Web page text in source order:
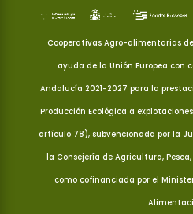
Cooperativas Agro-alimentarias
ayuda de la Unión Europea con
Andalucía 2021-2027 para la
Producción Ecológica a
artículo 78), subvencionada por la
la Consejería de Agricultura,
como cofinanciada por el